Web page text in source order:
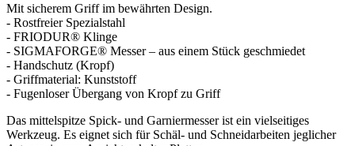
Mit sicherem Griff im bewährten Design.
- Rostfreier Spezialstahl
- FRIODUR® Klinge
- SIGMAFORGE® Messer – aus einem Stück geschmiedet
- Handschutz (Kropf)
- Griffmaterial: Kunststoff
- Fugenloser Übergang von Kropf zu Griff
Das mittelspitze Spick- und Garniermesser ist ein vielseitiges
Werkzeug. Es eignet sich für Schäl- und Schneidarbeiten jeglicher